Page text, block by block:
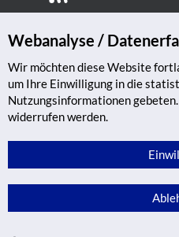
Webanalyse /
Wir möchten diese Website
um Ihre Einwilligung in die
Nutzungsinformationen
widerrufen werden.